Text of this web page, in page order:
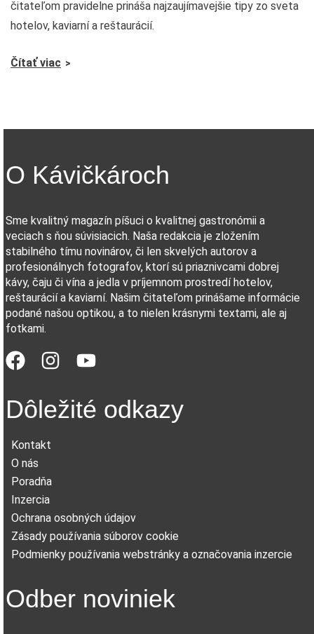
čitateľom pravidelne prináša najzaujímavejšie tipy zo sveta
hotelov, kaviarní a reštaurácií.
Čítať viac
O Kávičkároch
Sme kvalitný magazín píšuci o kvalitnej gastronómii a
veciach s ňou súvisiacich. Naša redakcia je zložením
stabilného tímu novinárov, či len skvelých autorov a
profesionálnych fotografov, ktorí sú priaznivcami dobrej
kávy, čaju či vína a jedla v príjemnom prostredí hotelov,
reštaurácií a kaviarní. Našim čitateľom prinášame informácie
podané našou optikou, a to nielen krásnymi textami, ale aj
fotkami.
Dôležité odkazy
Kontakt
O nás
Poradňa
Inzercia
Ochrana osobných údajov
Zásady používania súborov cookie
Podmienky používania webstránky a označovania inzercie
Odber noviniek